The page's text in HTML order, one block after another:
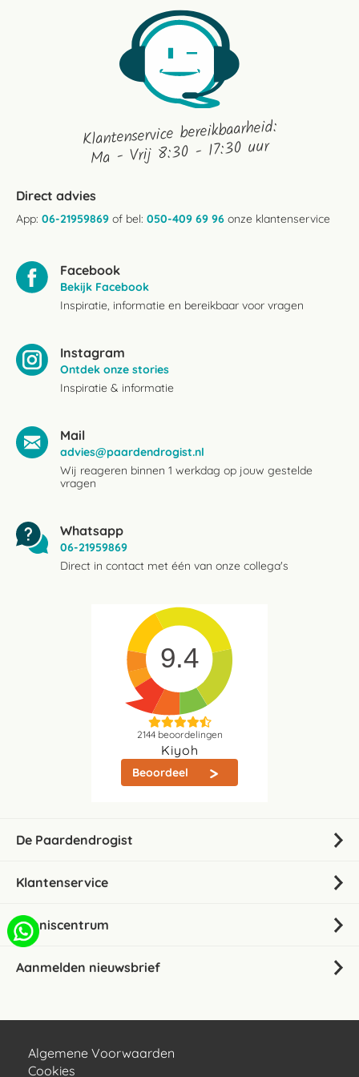
Klantenservice bereikbaarheid:
Ma - Vrij 8:30 - 17:30 uur
Direct advies
App: 06-21959869 of bel: 050-409 69 96 onze klantenservice
Facebook
Bekijk Facebook
Inspiratie, informatie en bereikbaar voor vragen
Instagram
Ontdek onze stories
Inspiratie & informatie
Mail
advies@paardendrogist.nl
Wij reageren binnen 1 werkdag op jouw gestelde
vragen
Whatsapp
06-21959869
Direct in contact met één van onze collega's
9.4
2144beoordelingen
Kiyoh
Beoordeel
De Paardendrogist
Klantenservice
Kenniscentrum
Aanmelden nieuwsbrief
Algemene Voorwaarden
Cookies